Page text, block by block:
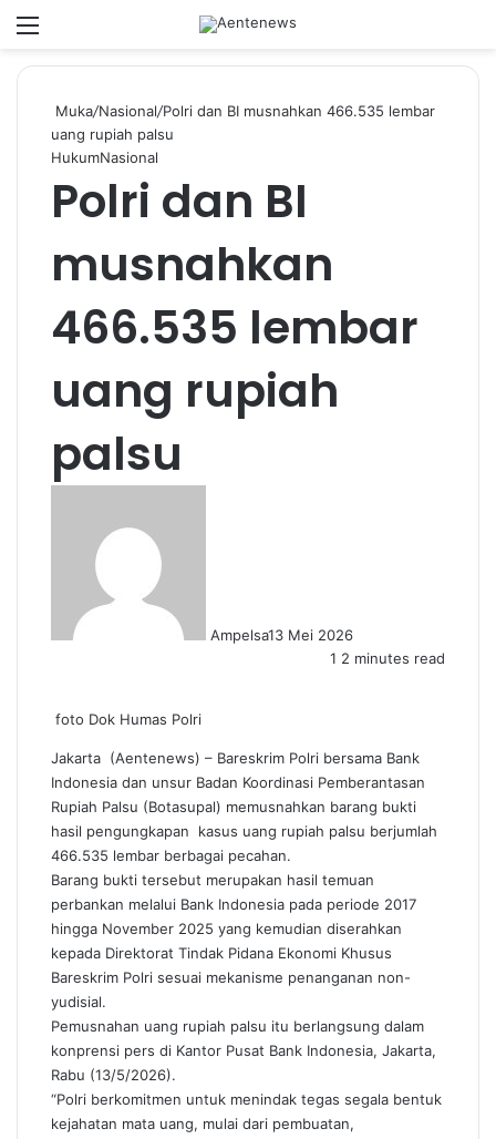
Menu
Muka/Nasional/Polri dan BI musnahkan 466.535 lembar
uang rupiah palsu
HukumNasional
Polri dan BI
musnahkan
466.535 lembar
uang rupiah
palsu
Ampelsa13 Mei 2026
1 2 minutes read
foto Dok Humas Polri
Jakarta (Aentenews) – Bareskrim Polri bersama Bank
Indonesia dan unsur Badan Koordinasi Pemberantasan
Rupiah Palsu (Botasupal) memusnahkan barang bukti
hasil pengungkapan kasus uang rupiah palsu berjumlah
466.535 lembar berbagai pecahan.
Barang bukti tersebut merupakan hasil temuan
perbankan melalui Bank Indonesia pada periode 2017
hingga November 2025 yang kemudian diserahkan
kepada Direktorat Tindak Pidana Ekonomi Khusus
Bareskrim Polri sesuai mekanisme penanganan non-
yudisial.
Pemusnahan uang rupiah palsu itu berlangsung dalam
konprensi pers di Kantor Pusat Bank Indonesia, Jakarta,
Rabu (13/5/2026).
“Polri berkomitmen untuk menindak tegas segala bentuk
kejahatan mata uang, mulai dari pembuatan,